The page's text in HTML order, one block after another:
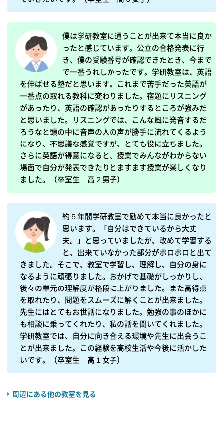
僕は学研教室に通うことが出来て本当に良か
ったと感じています。公立の合格発表に行
き、僕の受験番号が確認できたとき、今まで
で一番うれしかったです。学研教室は、英語
を伸ばせる塾だと思います。これまで苦手だった英語が
一番点の取れる教科に変わりました。宿題にリスニング
があったり、英語の確認があったりするところが強みだ
と思いました。リスニングでは、こんな風に発音するだ
ろうなと頭の中に音声の人の声が勝手に流れてくるよう
になり、不思議な感覚ですが、とても役に立ちました。
さらに英語が得意になると、授業でみんながわからない
場面で自分が発表できたりとますます授業が楽しくなり
ました。（卒室生　高２男子）
約５年間学研教室で励めて本当に良かったと
思います。「自分はできているから大丈
夫。」と思っていましたが、改めて学習する
と、出来ていなかった部分がポロポロと出て
きました。そこで、教室で学習し、理解し、自分の身に
なるように頑張りました。おかげで基礎がしっかりし、
後々の単元の理解度が格段に上がりました。また高得点
を取れたり、問題をスムーズに解くことが出来ました。
先生にはとてもお世話になりました。勉強の事のほかに
も相談に乗ってくれたり、私の話を聞いてくれました。
学研教室では、自分に向き合える環境や先生に出会うこ
とが出来ました。この経験を高校生活や今後に活かした
いです。（卒室生　高１女子）
周辺にある他の教室を見る